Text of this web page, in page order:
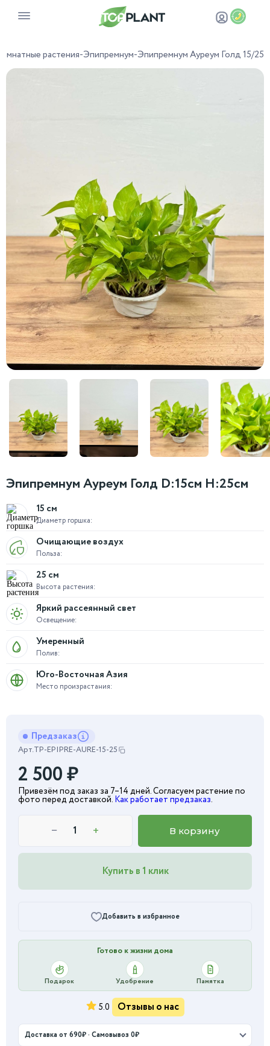
растения-Эпипремнум-Эпипремнум Ауреум Голд 15/25
Эпипремнум Ауреум Голд D:15см H:25см
Диаметр горшка:
15 см
Польза:
Очищающие воздух
Высота растения:
25 см
Освещение:
Яркий рассеянный свет
Полив:
Умеренный
Место произрастания:
Юго-Восточная Азия
Предзаказ
Арт.TP-EPIPRE-AURE-15-25
2 500₽
Привезём под заказ за 7–14 дней. Согласуем растение по
фото перед доставкой. Как работает предзаказ.
− + В корзину
Купить в 1 клик
Добавить в избранное
Готово к жизни дома
Подарок Удобрение Памятка
5.0 Отзывы о нас
Доставка от 690₽ · Самовывоз 0₽